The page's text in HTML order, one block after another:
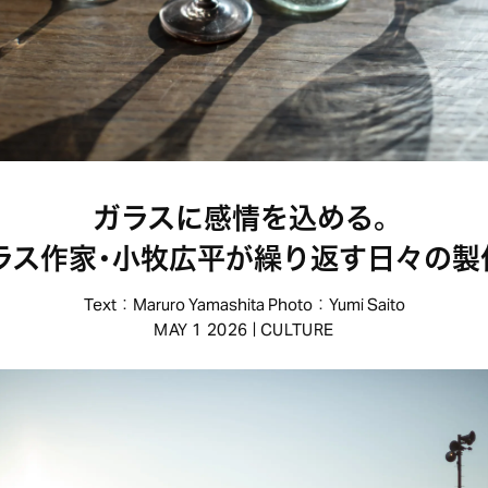
ガラスに感情を込める。
ス作家・小牧広平が繰り返す日々の製
Text：Maruro Yamashita Photo：Yumi Saito
MAY 1 2026 | CULTURE